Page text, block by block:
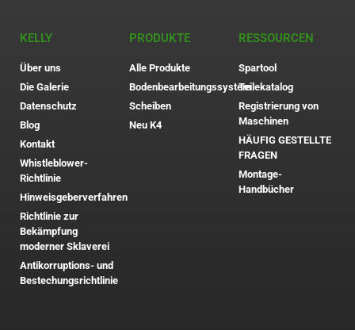
KELLY
Über uns
Die Galerie
Datenschutz
Blog
Kontakt
Whistleblower-
Richtlinie
Hinweisgeberverfahren
Richtlinie zur
Bekämpfung
moderner Sklaverei
Antikorruptions- und
Bestechungsrichtlinie
PRODUKTE
Alle Produkte
Bodenbearbeitungssystem
Scheiben
Neu K4
RESSOURCEN
Spartool
Teilekatalog
Registrierung von
Maschinen
HÄUFIG GESTELLTE
FRAGEN
Montage-
Handbücher